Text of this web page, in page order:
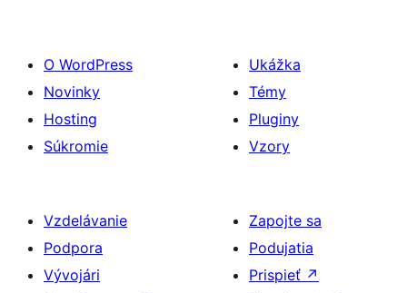
O WordPress
Novinky
Hosting
Súkromie
Ukážka
Témy
Pluginy
Vzory
Vzdelávanie
Podpora
Vývojári
Zapojte sa
Podujatia
Prispieť ↗